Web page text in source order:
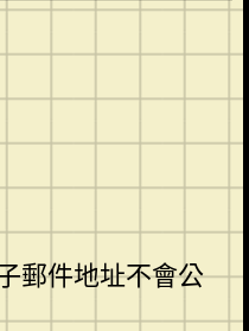
郵件地址不會公